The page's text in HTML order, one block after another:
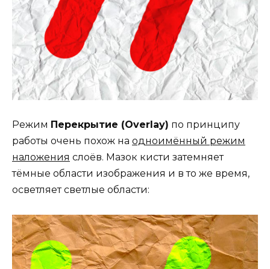
Режим Перекрытие (Overlay) по принципу
работы очень похож на одноимённый режим
наложения слоёв. Мазок кисти затемняет
тёмные области изображения и в то же время,
осветляет светлые области: